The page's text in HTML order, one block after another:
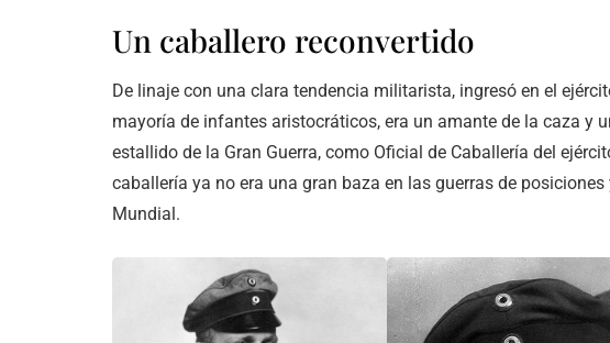
Un caballero reconvertido
De linaje con una clara tendencia militarista, ingresó en el
mayoría de infantes aristocráticos, era un amante de la caza y
estallido de la Gran Guerra, como Oficial de Caballería del
caballería ya no era una gran baza en las guerras de
Mundial.